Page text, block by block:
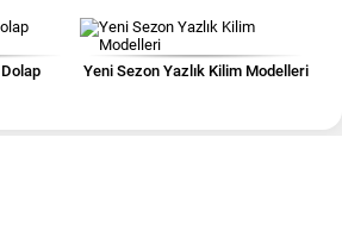
Yeni Sezon Yazlık Kilim Modelleri